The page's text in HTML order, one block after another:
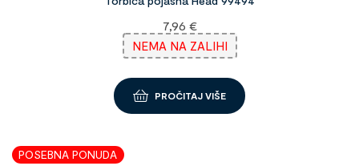
7,96 €
NEMA NA ZALIHI
PROČITAJ VIŠE
POSEBNA PONUDA